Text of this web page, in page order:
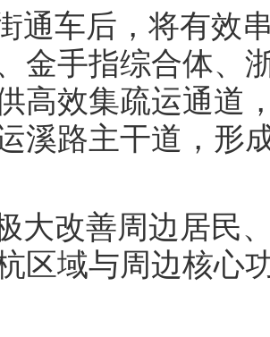
通车后，将有效
金手指综合体、
高效集疏运通道
溪路主干道，形
大改善周边居民
区域与周边核心